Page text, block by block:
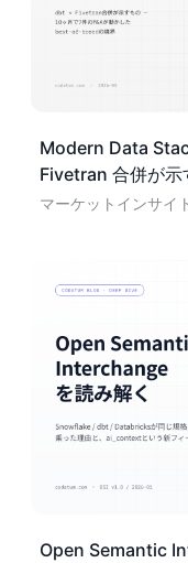
Modern Data
Fivetran 合併が示
マーケットインサイ
Open Semantic